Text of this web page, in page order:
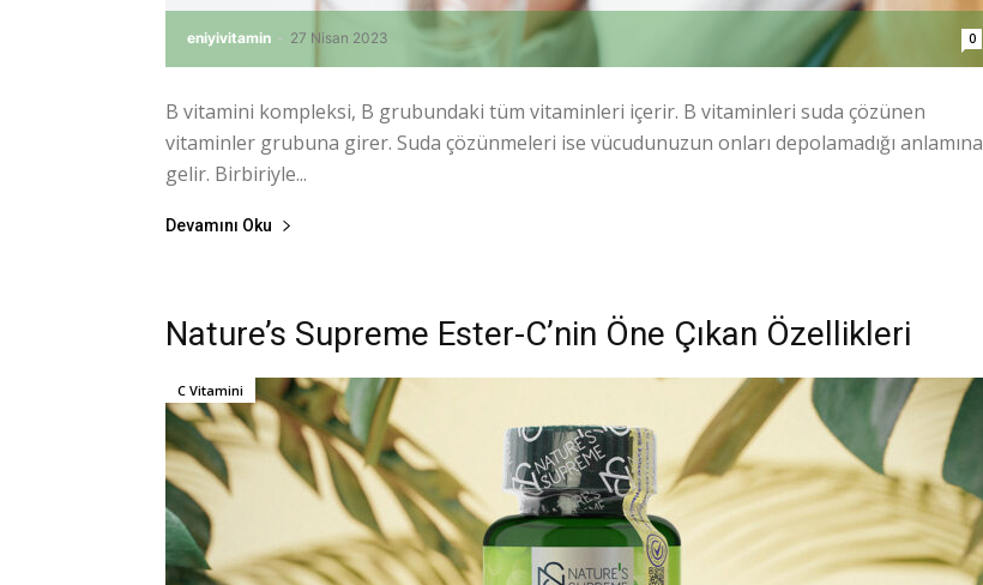
eniyivitamin - 27 Nisan 2023 0
B vitamini kompleksi, B grubundaki tüm vitaminleri içerir. B vitaminleri suda çözünen
vitaminler grubuna girer. Suda çözünmeleri ise vücudunuzun onları depolamadığı anlamına
gelir. Birbiriyle...
Devamını Oku
Nature’s Supreme Ester-C’nin Öne Çıkan Özellikleri
C Vitamini